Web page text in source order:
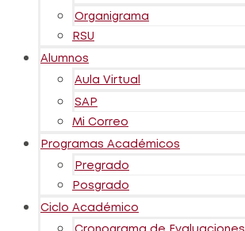
Organigrama
RSU
Alumnos
Aula Virtual
SAP
Mi Correo
Programas Académicos
Pregrado
Posgrado
Ciclo Académico
Cronograma de Evaluaciones